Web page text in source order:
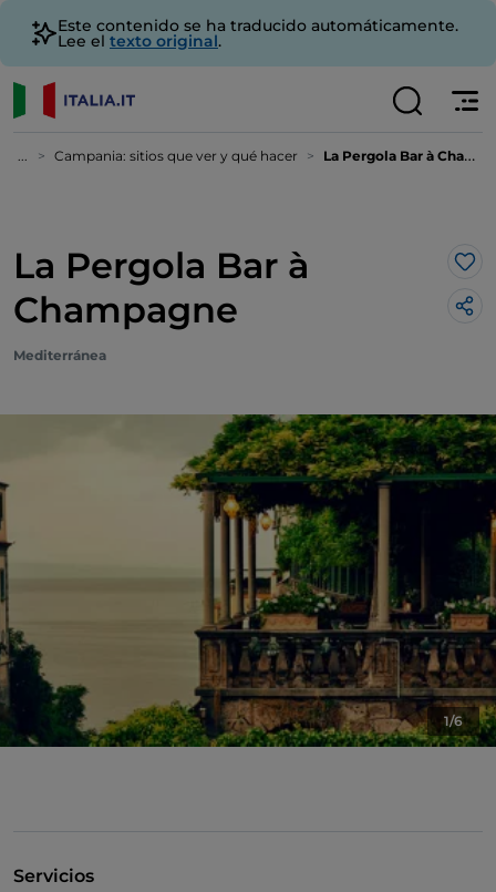
Este contenido se ha traducido automáticamente.
Lee el texto original.
... Campania: sitios que ver y qué hacer La Pergola Bar à Champagne
La Pergola Bar à
Champagne
Me
Mediterránea
1/6
Servicios